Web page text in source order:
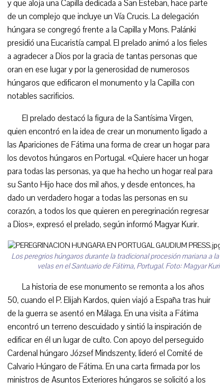
y que aloja una Capilla dedicada a San Esteban, hace parte
de un complejo que incluye un Vía Crucis. La delegación
húngara se congregó frente a la Capilla y Mons. Palánki
presidió una Eucaristía campal. El prelado animó a los fieles
a agradecer a Dios por la gracia de tantas personas que
oran en ese lugar y por la generosidad de numerosos
húngaros que edificaron el monumento y la Capilla con
notables sacrificios.
El prelado destacó la figura de la Santísima Virgen,
quien encontró en la idea de crear un monumento ligado a
las Apariciones de Fátima una forma de crear un hogar para
los devotos húngaros en Portugal. «Quiere hacer un hogar
para todas las personas, ya que ha hecho un hogar real para
su Santo Hijo hace dos mil años, y desde entonces, ha
dado un verdadero hogar a todas las personas en su
corazón, a todos los que quieren en peregrinación regresar
a Dios», expresó el prelado, según informó Magyar Kurir.
Los peregrios húngaros durante la tradicional procesión mariana a
velas en el Santuario de Fátima, Portugal. Foto: Magyar
La historia de ese monumento se remonta a los años
50, cuando el P. Elijah Kardos, quien viajó a España tras huir
de la guerra se asentó en Málaga. En una visita a Fátima
encontró un terreno descuidado y sintió la inspiración de
edificar en él un lugar de culto. Con apoyo del perseguido
Cardenal húngaro József Mindszenty, lideró el Comité de
Calvario Húngaro de Fátima. En una carta firmada por los
ministros de Asuntos Exteriores húngaros se solicitó a los